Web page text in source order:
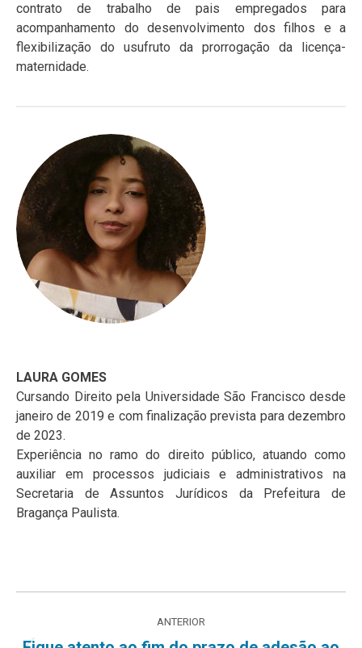
contrato de trabalho de pais empregados para
acompanhamento do desenvolvimento dos filhos e a
flexibilização do usufruto da prorrogação da licença-
maternidade.
LAURA GOMES
Cursando Direito pela Universidade São Francisco desde
janeiro de 2019 e com finalização prevista para dezembro
de 2023.
Experiência no ramo do direito público, atuando como
auxiliar em processos judiciais e administrativos na
Secretaria de Assuntos Jurídicos da Prefeitura de
Bragança Paulista.
ANTERIOR